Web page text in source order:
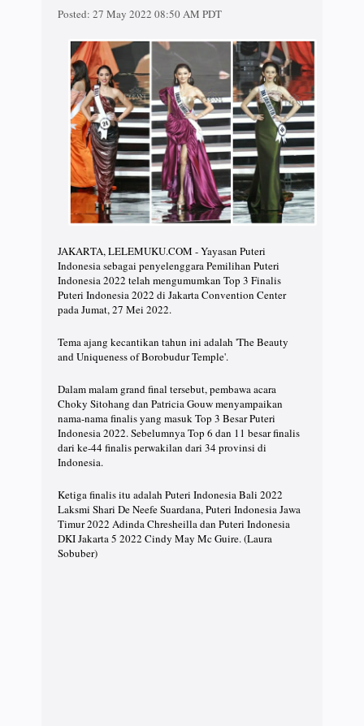
Posted: 27 May 2022 08:50 AM PDT
JAKARTA, LELEMUKU.COM - Yayasan Puteri
Indonesia sebagai penyelenggara Pemilihan Puteri
Indonesia 2022 telah mengumumkan Top 3 Finalis
Puteri Indonesia 2022 di Jakarta Convention Center
pada Jumat, 27 Mei 2022.
Tema ajang kecantikan tahun ini adalah 'The Beauty
and Uniqueness of Borobudur Temple'.
Dalam malam grand final tersebut, pembawa acara
Choky Sitohang dan Patricia Gouw menyampaikan
nama-nama finalis yang masuk Top 3 Besar Puteri
Indonesia 2022. Sebelumnya Top 6 dan 11 besar finalis
dari ke-44 finalis perwakilan dari 34 provinsi di
Indonesia.
Ketiga finalis itu adalah Puteri Indonesia Bali 2022
Laksmi Shari De Neefe Suardana, Puteri Indonesia Jawa
Timur 2022 Adinda Chresheilla dan Puteri Indonesia
DKI Jakarta 5 2022 Cindy May Mc Guire. (Laura
Sobuber)